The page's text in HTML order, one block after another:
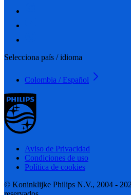
Selecciona país / idioma
Colombia / Español
Aviso de Privacidad
Condiciones de uso
Política de cookies
© Koninklijke Philips N.V., 2004 -